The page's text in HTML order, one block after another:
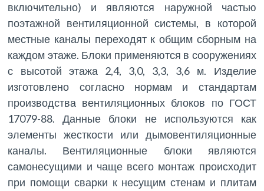
включительно) и являются наружной частью
поэтажной вентиляционной системы, в которой
местные каналы переходят к общим сборным на
каждом этаже. Блоки применяются в сооружениях
с высотой этажа 2,4, 3,0, 3,3, 3,6 м. Изделие
изготовлено согласно нормам и стандартам
производства вентиляционных блоков по ГОСТ
17079-88. Данные блоки не используются как
элементы жесткости или дымовентиляционные
каналы. Вентиляционные блоки являются
самонесущими и чаще всего монтаж происходит
при помощи сварки к несущим стенам и плитам